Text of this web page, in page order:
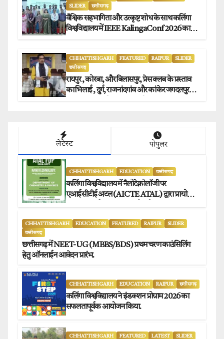
SLIDER
छत्तीसगढ़
वैश्विक सहभागिता और उत्कृष्ट शोध के साथ कलिंगा
विश्वविद्यालय में IEEE KalingaConf 2026 का
CHHATTISHGARH FEATURED RAIPUR
SLIDER
छत्तीसगढ़
रायपुर , कोरबा, और बिलासपुर, प्रेस क्लब के प्रस्ताव
का भिलाई , दुर्ग, राजनांदगांव और कांकेर जगदलपुर
लेटेस्ट पोपुलर
CHHATTISHGARH EDUCATION छत्तीसगढ़
कलिंगा विश्वविद्यालय में नैलोटेक्नोलॉजी पर
एआईसीटीई अटल (AICTE ATAL) द्वारा प्रायोजित
CHHATTISHGARH EDUCATION FEATURED RAIPUR
SLIDER
छत्तीसगढ़
छत्तीसगढ़ में NEET-UG (MBBS/BDS) प्रथम चरण काउंसिलिंग
हेतु ऑनलाईन आवेदन प्रारंभ.
CHHATTISHGARH EDUCATION RAIPUR छत्तीसगढ़
कलिंगा विश्वविद्यालय ने इंडक्शन प्रोग्राम 2026 का
सफलतापूर्वक आयोजन किया.
CHHATTISHGARH FEATURED LATEST
SLIDER